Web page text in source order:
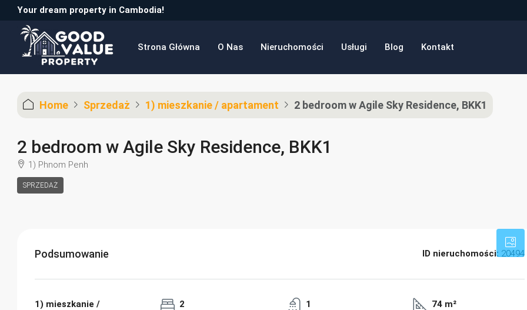
Your dream property in Cambodia!
Strona Główna O Nas Nieruchomości Usługi Blog Kontakt
Home Sprzedaż 1) mieszkanie / apartament 2 bedroom w Agile Sky Residence, BKK1
2 bedroom w Agile Sky Residence, BKK1
1) Phnom Penh
SPRZEDAŻ
Podsumowanie ID nieruchomości: 20494
1) mieszkanie /
2
1
74 m²